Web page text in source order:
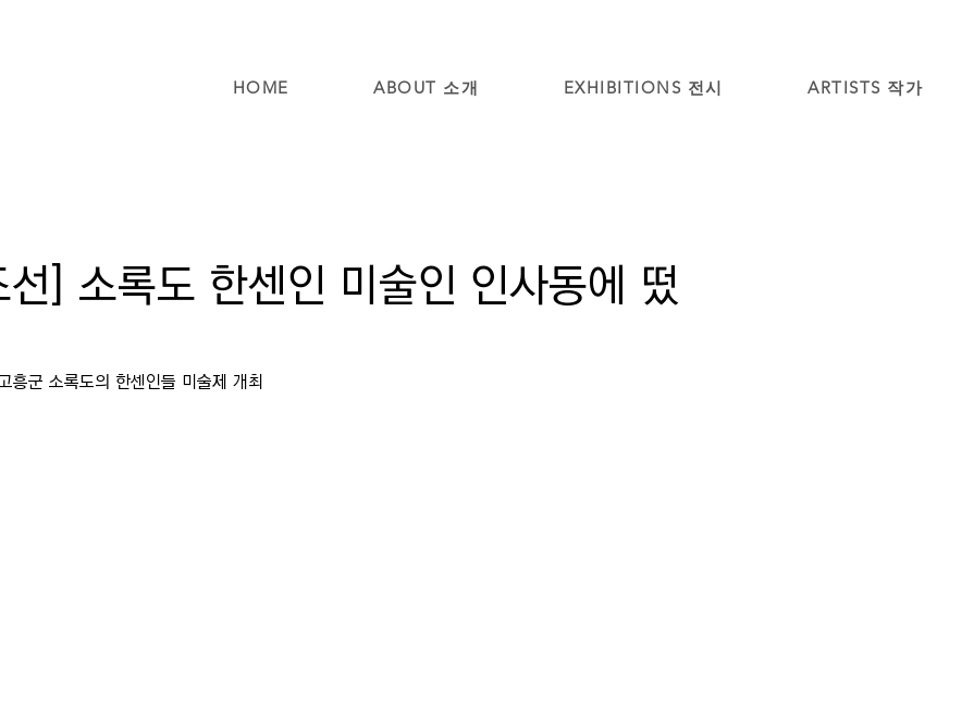
HOME ABOUT 소개 EXHIBITIONS 전시 ARTISTS 작가
] 소록도 한센인 미술인 인사동에 떴
흥군 소록도의 한센인들 미술제 개최